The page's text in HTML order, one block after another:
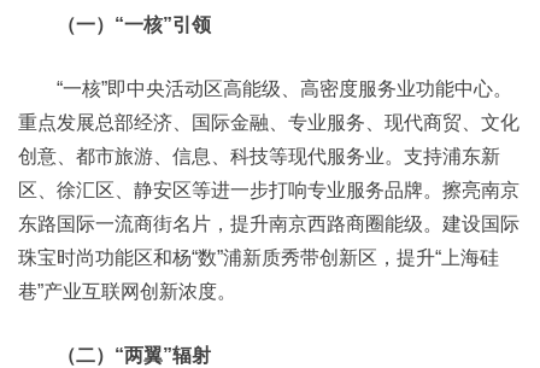
（一）“一核”引领
“一核”即中央活动区高能级、高密度服务业功能中心。
重点发展总部经济、国际金融、专业服务、现代商贸、文化
创意、都市旅游、信息、科技等现代服务业。支持浦东新
区、徐汇区、静安区等进一步打响专业服务品牌。擦亮南京
东路国际一流商街名片，提升南京西路商圈能级。建设国际
珠宝时尚功能区和杨“数”浦新质秀带创新区，提升“上海硅
巷”产业互联网创新浓度。
（二）“两翼”辐射